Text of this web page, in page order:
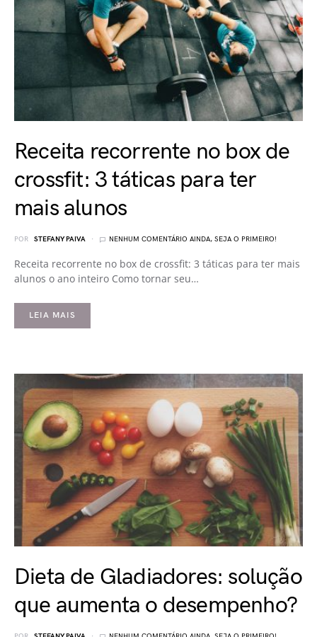
Receita recorrente no box de
crossfit: 3 táticas para ter
mais alunos
POR STEFANY PAIVA NENHUM COMENTÁRIO AINDA, SEJA O PRIMEIRO!
Receita recorrente no box de crossfit: 3 táticas para ter mais
alunos o ano inteiro Como tornar seu…
LEIA MAIS
Dieta de Gladiadores: solução
que aumenta o desempenho?